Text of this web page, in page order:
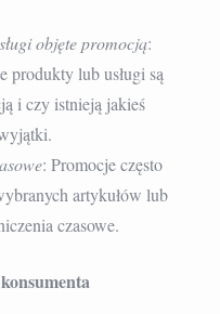
objęte promocją:
produkty lub usługi są
i czy istnieją jakieś
: Promocje często
artykułów lub
czasowe.